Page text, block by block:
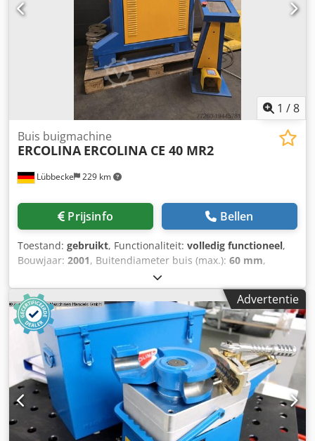
1 /8
Lübbecke 229 km
Buis buigmachine
ERCOLINA ERCOLINA CE 40 MR2
Prijsinfo Bellen
Toestand: gebruikt, Functionaliteit: volledig functioneel,
Bouwjaar: 2001, Buitendiameter buis (max.): 60 mm,
1,85 kW (2,52 pk), I - staal - plat 100 x 15 (Ø
500) mm I-staal - op kant 50 x 10 (Ø 500) mm
Dcsdpfjwvrazox Aguok Hoekstaal 50 x 6,0 (Ø 600) mm
Rondmateriaal 35,0 (Ø 500) mm Max. buisdiameter 60 x 2,0
(Ø 1200) mm Vierkantmateriaal 50 x 50 x 3 (Ø 1000) mm
Buigsnelheid 10,0 omw/min Walsdiameter boven 165 mm
Asgat 40,0 mm Afmetingen L-B-H 560 x 1430 x 980 mm
Verstelbereik: Bovenwals 124 mm Totale
vermogensbehoefte 1,85 kW Gewicht 275 kg Weinig
draaiuren (!!) Nieuwprijs fabrikant incl. toebehoren ca.
€12.500 Speciale prijs op aanvraag Uitrusting: - elektro-
hydraulische ring-/profielbuigmachine - zware en robuuste
Advertentie